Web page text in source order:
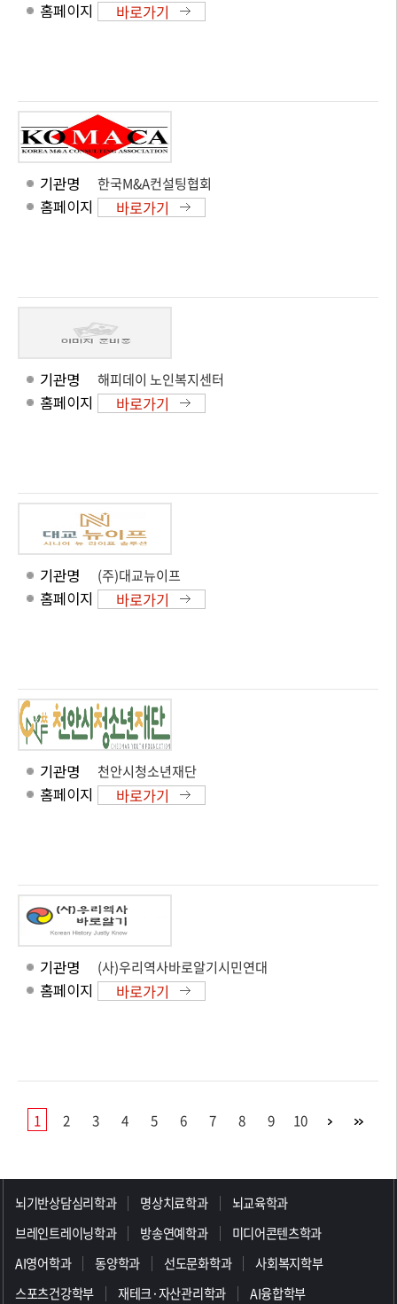
홈페이지 바로가기
기관명 한국M&A컨설팅협회
홈페이지 바로가기
기관명 해피데이 노인복지센터
홈페이지 바로가기
기관명 (주)대교뉴이프
홈페이지 바로가기
기관명 천안시청소년재단
홈페이지 바로가기
기관명 (사)우리역사바로알기시민연대
홈페이지 바로가기
1 2 3 4 5 6 7 8 9 10
뇌기반상담심리학과 명상치료학과
뇌교육학과
브레인트레이닝학과
방송연예학과
미디어콘텐츠학과
AI영어학과
동양학과 선도문화학과
사회복지학부
스포츠건강학부
재테크·자산관리학과 AI융합학부